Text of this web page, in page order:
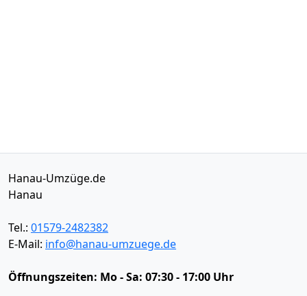
Hanau-Umzüge.de
Hanau
Tel.: 01579-2482382
E-Mail: info@hanau-umzuege.de
Öffnungszeiten: Mo - Sa: 07:30 - 17:00 Uhr